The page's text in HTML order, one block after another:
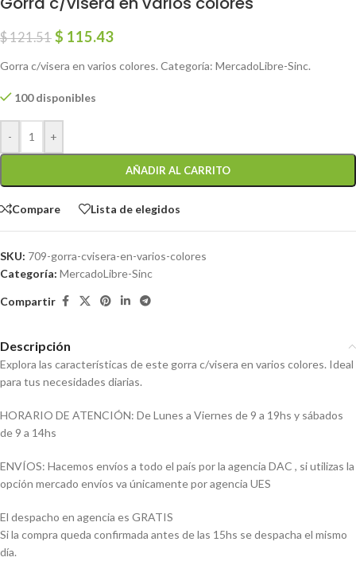
$121.51 $ 115.43
Gorra c/visera en varios colores. Categoría: MercadoLibre-Sinc.
100 disponibles
- +
AÑADIR AL CARRITO
Compare Lista de elegidos
SKU: 709-gorra-cvisera-en-varios-colores
Categoría: MercadoLibre-Sinc
Compartir
Descripción
Explora las características de este gorra c/visera en varios colores. Ideal
para tus necesidades diarias.
HORARIO DE ATENCIÓN: De Lunes a Viernes de 9 a 19hs y sábados
de 9 a 14hs
ENVÍOS: Hacemos envíos a todo el país por la agencia DAC , si utilizas la
opción mercado envíos va únicamente por agencia UES
El despacho en agencia es GRATIS
Si la compra queda confirmada antes de las 15hs se despacha el mismo
día.